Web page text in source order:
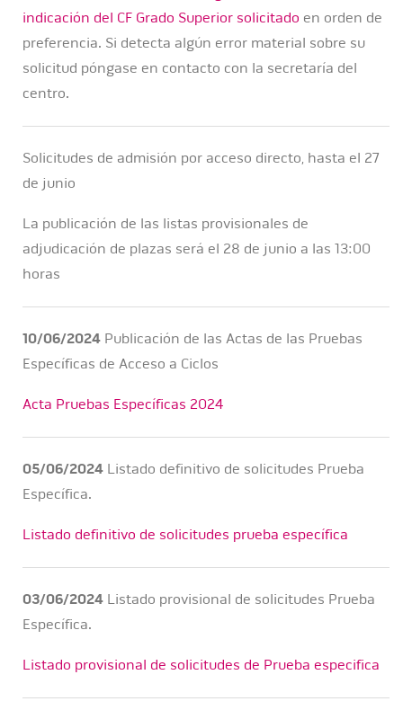
indicación del CF Grado Superior solicitado en orden de
preferencia. Si detecta algún error material sobre su
solicitud póngase en contacto con la secretaría del
centro.
Solicitudes de admisión por acceso directo, hasta el 27
de junio
La publicación de las listas provisionales de
adjudicación de plazas será el 28 de junio a las 13:00
horas
10/06/2024 Publicación de las Actas de las Pruebas
Específicas de Acceso a Ciclos
Acta Pruebas Específicas 2024
05/06/2024 Listado definitivo de solicitudes Prueba
Específica.
Listado definitivo de solicitudes prueba específica
03/06/2024 Listado provisional de solicitudes Prueba
Específica.
Listado provisional de solicitudes de Prueba especifica